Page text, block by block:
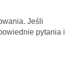
Jeśli
pytania i